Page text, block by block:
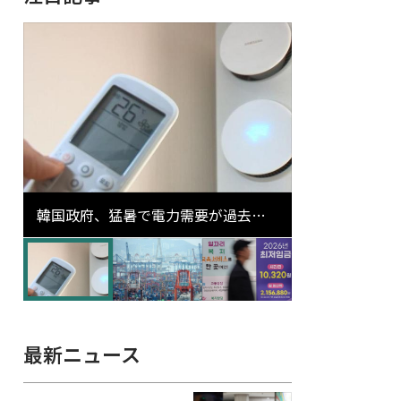
韓国政府、猛暑で電力需要が過去最
高更新の可能性に需給対応体制を点
検
最新ニュース